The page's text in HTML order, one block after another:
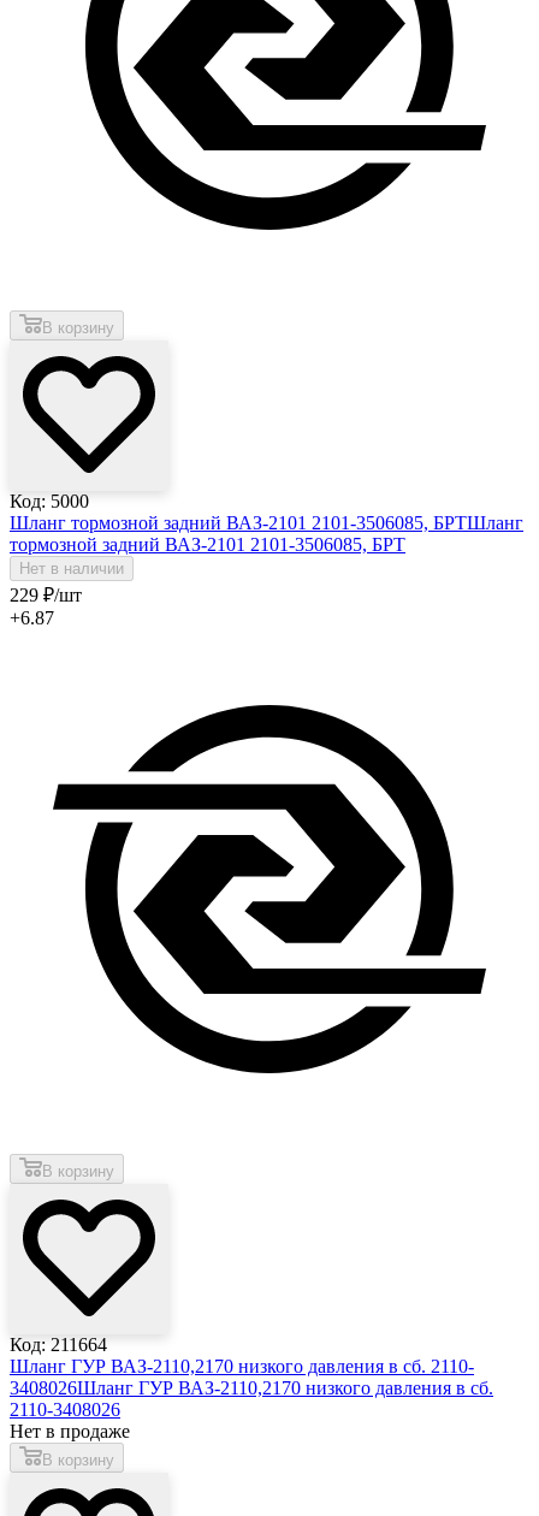
В корзину
Код: 5000
Шланг тормозной задний ВАЗ-2101 2101-3506085, БРТШланг
тормозной задний ВАЗ-2101 2101-3506085, БРТ
Нет в наличии
229 ₽/шт
+6.87
В корзину
Код: 211664
Шланг ГУР ВАЗ-2110,2170 низкого давления в сб. 2110-
3408026Шланг ГУР ВАЗ-2110,2170 низкого давления в сб.
2110-3408026
Нет в продаже
В корзину